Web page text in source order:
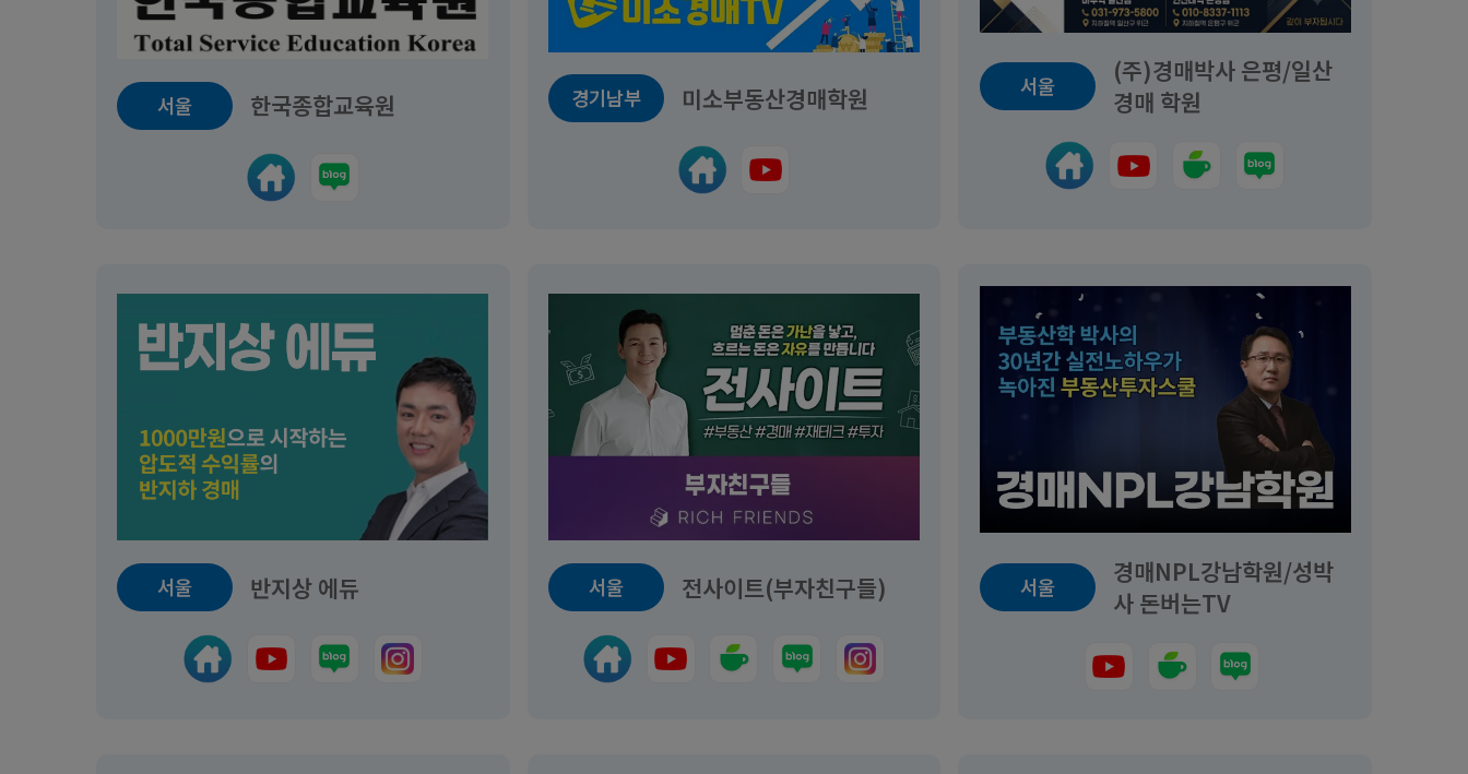
서울 한국종합교육원 경기남부 미소부동산경매학원 서울
(주)경매박사 은평/일산
경매 학원
서울 반지상 에듀 서울 전사이트(부자친구들) 서울
경매NPL강남학원/성박
사 돈버는TV